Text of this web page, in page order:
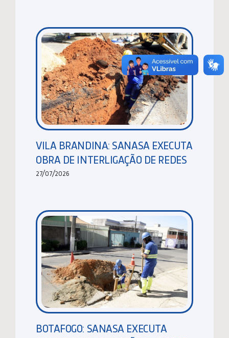
VILA BRANDINA: SANASA EXECUTA
OBRA DE INTERLIGAÇÃO DE REDES
27/07/2026
BOTAFOGO: SANASA EXECUTA